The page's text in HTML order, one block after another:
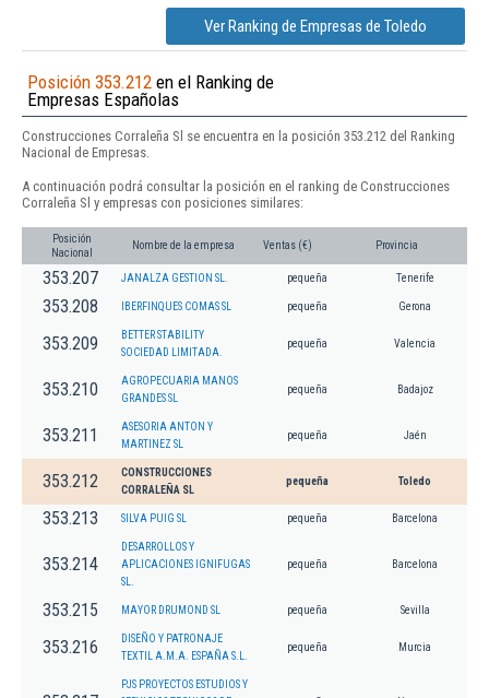
Ver Ranking de Empresas de Toledo
Posición 353.212 en el Ranking de
Empresas Españolas
Construcciones Corraleña Sl se encuentra en la posición 353.212 del Ranking
Nacional de Empresas.
A continuación podrá consultar la posición en el ranking de Construcciones
Corraleña Sl y empresas con posiciones similares:
Posición
Nacional
Nombre de la empresa Ventas (€) Provincia
353.207 JANALZA GESTION SL. pequeña Tenerife
353.208 IBERFINQUES COMAS SL pequeña Gerona
353.209
BETTER STABILITY
SOCIEDAD LIMITADA.
pequeña Valencia
353.210
AGROPECUARIA MANOS
GRANDES SL
pequeña Badajoz
353.211
ASESORIA ANTON Y
MARTINEZ SL
pequeña Jaén
353.212
CONSTRUCCIONES
CORRALEÑA SL
pequeña Toledo
353.213 SILVA PUIG SL pequeña Barcelona
353.214
DESARROLLOS Y
APLICACIONES IGNIFUGAS
SL.
pequeña Barcelona
353.215 MAYOR DRUMOND SL pequeña Sevilla
353.216
DISEÑO Y PATRONAJE
TEXTIL A.M.A. ESPAÑA S.L.
pequeña Murcia
PJS PROYECTOS ESTUDIOS Y